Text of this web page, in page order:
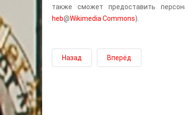
также сможет предоставить
heb@Wikimedia Commons).
Назад Вперёд